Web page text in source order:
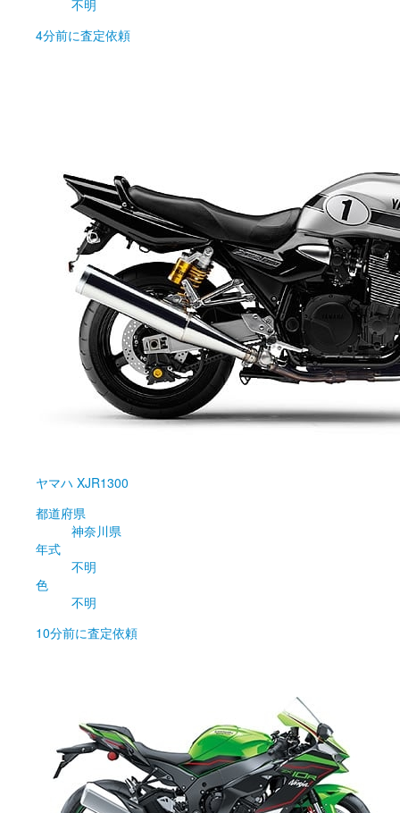
不明
4分前に査定依頼
ヤマハ XJR1300
都道府県
神奈川県
年式
不明
色
不明
10分前に査定依頼